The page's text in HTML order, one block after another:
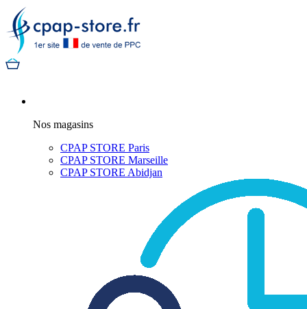
Nos magasins
CPAP STORE Paris
CPAP STORE Marseille
CPAP STORE Abidjan